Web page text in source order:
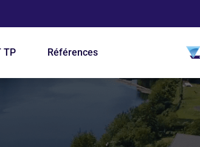
TP Références